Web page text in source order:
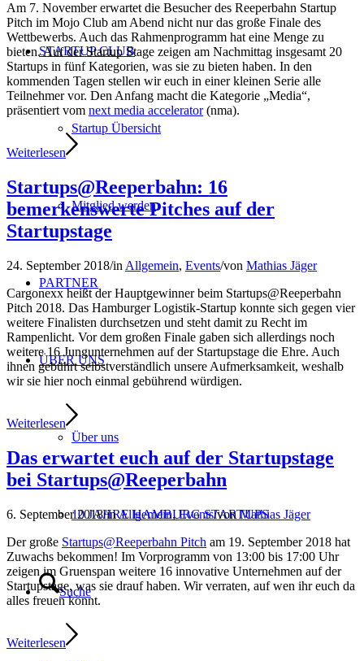
STARTUP CLUB
Startup Übersicht
Mitglied werden
PARTNER
ÜBER UNS
Über uns
10 JAHRE HAMBURG STARTUPS
Suche
Am 7. November erwartet die Besucher des Reeperbahn Startup
Pitch im Mojo Club am Abend nicht nur das große Finale des
Wettbewerbs. Auch das Rahmenprogramm hat eine Menge zu
bieten. Auf der Startup Stage zeigen am Nachmittag insgesamt 20
Startups in fünf Kategorien, was sie zu bieten haben. In den
kommenden Tagen stellen wir euch in einer kleinen Serie alle
Teilnehmer vor. Den Anfang macht die Kategorie „Media“,
präsentiert vom next media accelerator(nma).
Weiterlesen
Startups@Reeperbahn: 16
bemerkenswerte Pitches auf der
Startupstage
24. September 2018/in Allgemein, Events/von Mathias Jäger
Cargonexx heißt der Hauptgewinner beim Startups@Reeperbahn
Pitch 2018. Das Hamburger Logistik-Startup konnte sich gegen vier
weitere Finalisten durchsetzen und steht damit zu Recht im
Rampenlicht. Vor dem großen Finale gaben sich allerdings noch
weitere 16 Jungunternehmen auf der Startupstage die Ehre. Auch
ihnen gebührt selbstverständlich unsere Aufmerksamkeit, weshalb
wir sie hier noch einmal gebührend würdigen.
Weiterlesen
Das erwartet euch auf der Startupstage
bei Startups@Reeperbahn
6. September 2018/inAllgemein,Events/vonMathias Jäger
Der große Startups@Reeperbahn Pitch am 19. September 2018 hat
Zuwachs bekommen! Im Vorprogramm von 13:00 bis 17:00 Uhr
zeigen im Gruenspan weitere 16 innovative Unternehmen auf der
Startupstage, was sie drauf haben. Wir verraten, auf wen ihr euch da
alles freuen könnt.
Weiterlesen